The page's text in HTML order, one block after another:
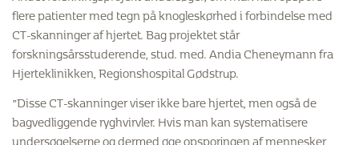
flere patienter med tegn på knogleskørhed i forbindelse med
CT-skanninger af hjertet. Bag projektet står
forskningsårsstuderende, stud. med. Andia Cheneymann fra
Hjerteklinikken, Regionshospital Gødstrup.
”Disse CT-skanninger viser ikke bare hjertet, men også de
bagvedliggende ryghvirvler. Hvis man kan systematisere
undersøgelserne og dermed øge opsporingen af mennesker,